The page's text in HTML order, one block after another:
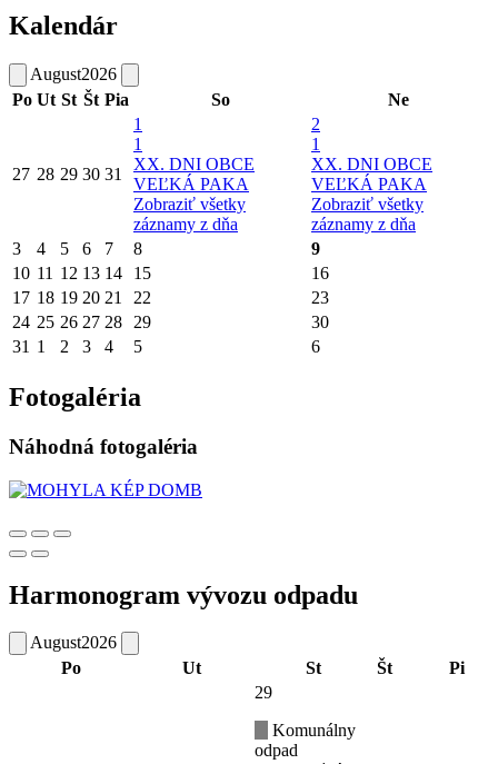
Kalendár
August2026
Po Ut St Št Pia So Ne
27 28 29 30 31
1
1
XX. DNI OBCE
VEĽKÁ PAKA
Zobraziť všetky
záznamy z dňa
2
1
XX. DNI OBCE
VEĽKÁ PAKA
Zobraziť všetky
záznamy z dňa
3
4 5 6 7 8
9
10 11 12 13 14 15
16
17 18 19 20 21 22
23
24 25 26 27 28 29
30
31 1 2 3 4 5 6
Fotogaléria
Náhodná fotogaléria
Harmonogram vývozu odpadu
August2026
Po
Ut St Št Pi
29
Komunálny
odpad